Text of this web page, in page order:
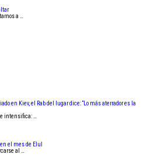
a …
en Kiev, el Rab del lugar dice: “Lo más aterrador es la
intensifica: …
el mes de Elul
al …